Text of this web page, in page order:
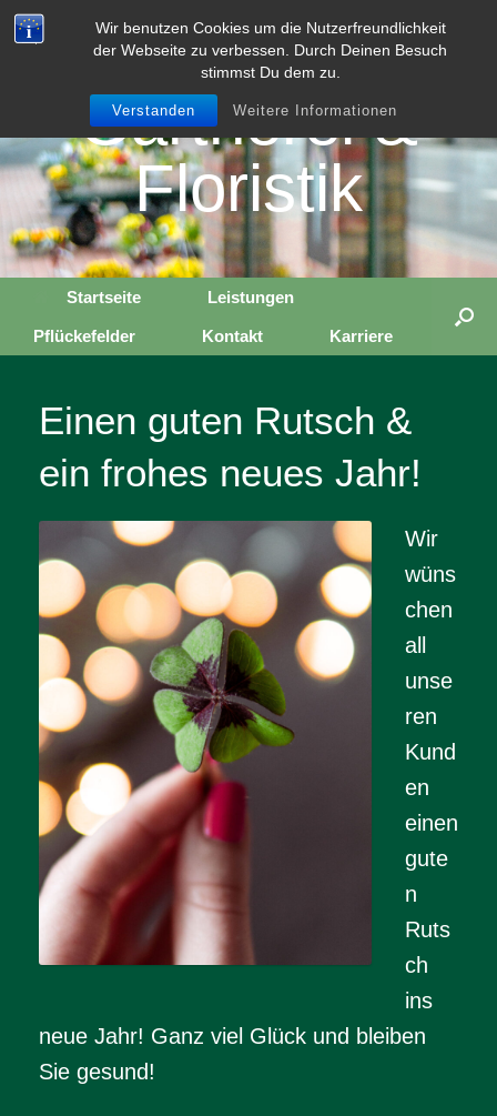
Wir benutzen Cookies um die Nutzerfreundlichkeit
der Webseite zu verbessen. Durch Deinen Besuch
stimmst Du dem zu.
Verstanden Weitere Informationen
Zum
Inhalt
Rollwage
Gärtnerei &
Floristik
Startseite Leistungen
Pflückefelder Kontakt Karriere
Einen guten Rutsch &
ein frohes neues Jahr!
Wir
wüns
chen
all
unse
ren
Kund
en
einen
gute
n
Ruts
ch
ins
neue Jahr! Ganz viel Glück und bleiben
Sie gesund!